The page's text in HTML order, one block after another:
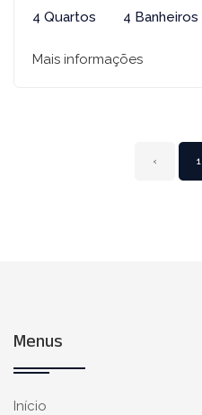
4 Quartos 4 Banheiros
Mais informações
‹ 1
Menus
Início